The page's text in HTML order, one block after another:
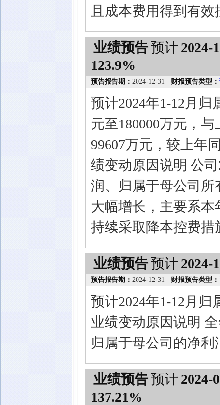
且成本费用得到有效
业绩预告预计 2024-
123.9%
预告报告期： 2024-12-31 财报预告类型：
预计2024年1-12月归
元至180000万元，
99607万元，较上年
绩变动原因说明 公
润、归属于母公司
大幅增长，主要系
持续采取降本控费
业绩预告预计 2024-
预告报告期： 2024-12-31 财报预告类型：
预计2024年1-12月
业绩变动原因说明
归属于母公司的净利
业绩预告预计 2024-
137.21%